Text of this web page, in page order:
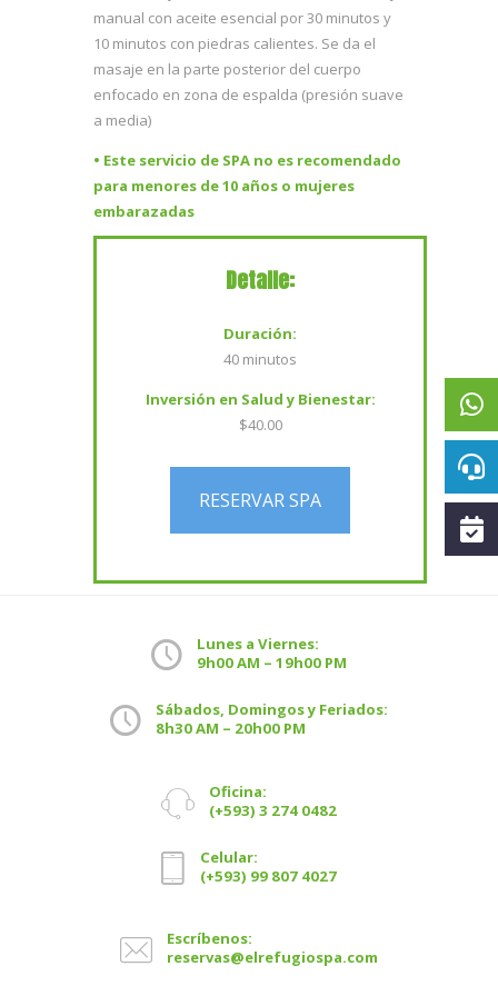
manual con aceite esencial por 30 minutos y
10 minutos con piedras calientes. Se da el
masaje en la parte posterior del cuerpo
enfocado en zona de espalda (presión suave
a media)
• Este servicio de SPA no es recomendado
para menores de 10 años o mujeres
embarazadas
Detalle:
Duración:
40 minutos
Inversión en Salud y Bienestar:
$40.00
RESERVAR SPA
Lunes a Viernes:
9h00 AM – 19h00 PM
Sábados, Domingos y Feriados:
8h30 AM – 20h00 PM
Oficina:
(+593) 3 274 0482
Celular:
(+593) 99 807 4027
Escríbenos:
reservas@elrefugiospa.com